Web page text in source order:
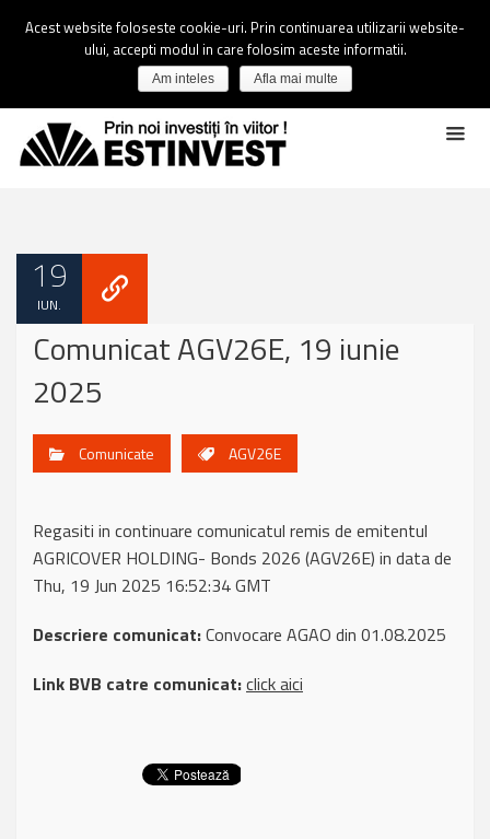
19
IUN.
Comunicat AGV26E, 19 iunie
2025
Comunicate AGV26E
Regasiti in continuare comunicatul remis de emitentul
AGRICOVER HOLDING- Bonds 2026 (AGV26E) in data de
Thu, 19 Jun 2025 16:52:34 GMT
Descriere comunicat:Convocare AGAO din 01.08.2025
Link BVB catre comunicat:click aici
Acest website foloseste cookie-uri. Prin continuarea utilizarii website-
ului, accepti modul in care folosim aceste informatii.
Am inteles Afla mai multe